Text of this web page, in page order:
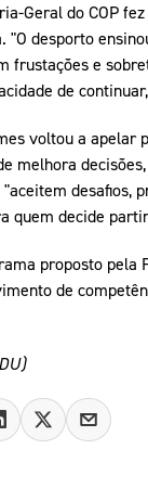
Geral do COP
"O desporto
frustações e
de
voltou a apelar
melhora
"aceitem desafios,
quem decide
proposto pela
de